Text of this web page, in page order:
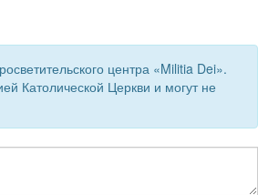
центра «Militia Dei».
Католической Церкви и могут не